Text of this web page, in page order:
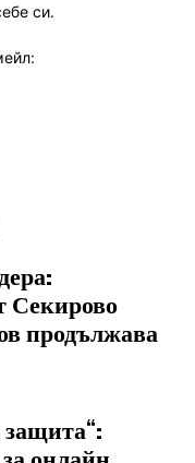
си.
Секирово
продължава
защита“: